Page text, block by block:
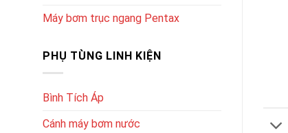
Máy bơm trục ngang Pentax
PHỤ TÙNG LINH KIỆN
Bình Tích Áp
Cánh máy bơm nước